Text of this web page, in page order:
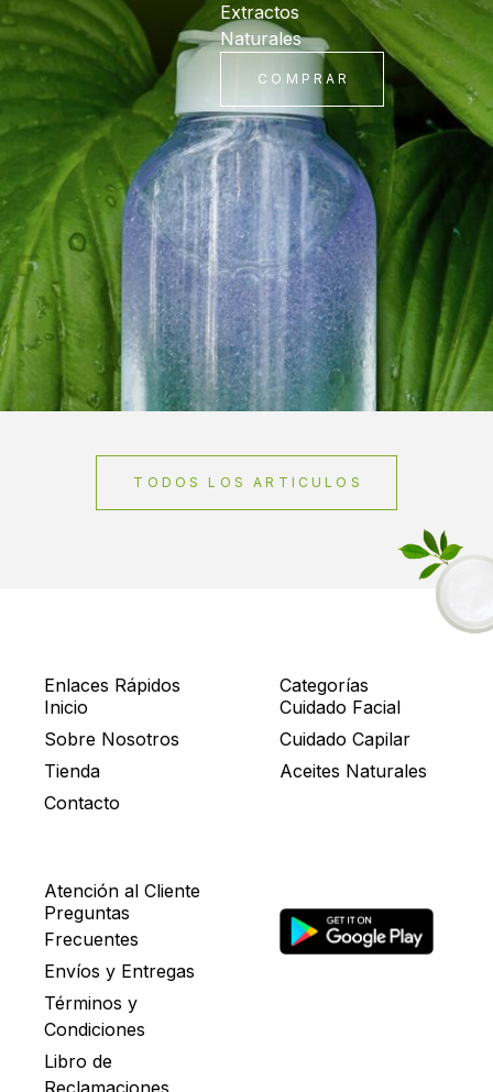
Extractos
Naturales
COMPRAR
TODOS LOS ARTICULOS
Enlaces Rápidos
Inicio
Sobre Nosotros
Tienda
Contacto
Categorías
Cuidado Facial
Cuidado Capilar
Aceites Naturales
Atención al Cliente
Preguntas
Frecuentes
Envíos y Entregas
Términos y
Condiciones
Libro de
Reclamaciones